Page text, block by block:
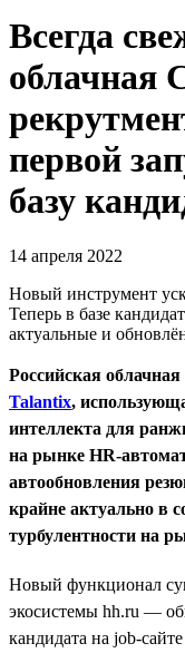
Всегда
облачная
первой
базу
14 апреля 2022
Новый инструмент
Теперь в базе
актуальные и
Российская
Talantix,
интеллекта для
на рынке HR-
автообновления
крайне актуально в
турбулентности на
Новый функционал
экосистемы hh.ru —
кандидата на job-